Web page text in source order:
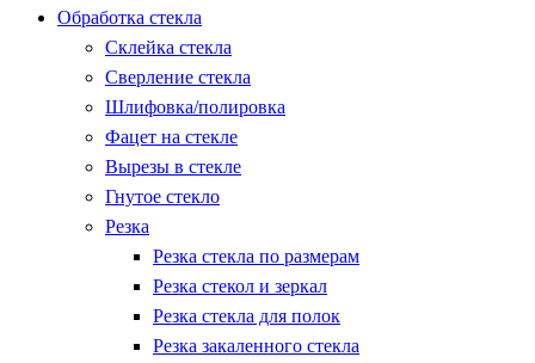
Обработка стекла
Склейка стекла
Сверление стекла
Шлифовка/полировка
Фацет на стекле
Вырезы в стекле
Гнутое стекло
Резка
Резка стекла по размерам
Резка стекол и зеркал
Резка стекла для полок
Резка закаленного стекла